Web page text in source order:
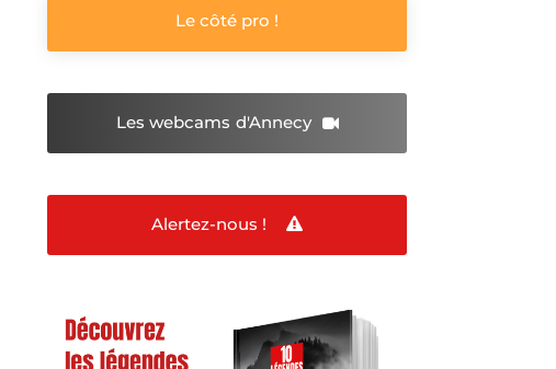
Le côté pro !
Les webcams d'Annecy
Alertez-nous !